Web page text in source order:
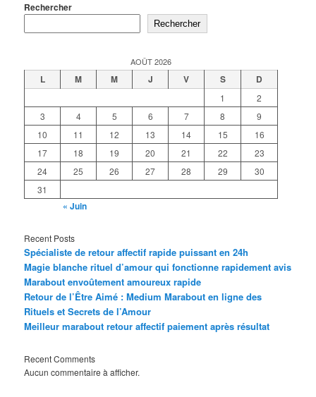
Rechercher
Rechercher
AOÛT 2026
L M M J V S D
1
2
3
4 5 6 7 8
9
10
11 12 13 14 15
16
17
18 19 20 21 22
23
24
25 26 27 28 29
30
31
« Juin
Recent Posts
Spécialiste de retour affectif rapide puissant en 24h
Magie blanche rituel d’amour qui fonctionne rapidement avis
Marabout envoûtement amoureux rapide
Retour de l’Être Aimé : Medium Marabout en ligne des
Rituels et Secrets de l’Amour
Meilleur marabout retour affectif paiement après résultat
Recent Comments
Aucun commentaire à afficher.